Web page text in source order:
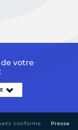
votre
conforme Presse